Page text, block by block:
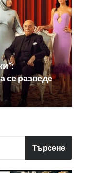
се разведе
Търсене